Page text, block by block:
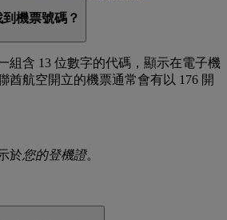
座位圖
機票號碼？
組含 13 位數字的代碼，顯示在電子機
酋航空開立的機票通常會有以 176 開
於您的登機證。